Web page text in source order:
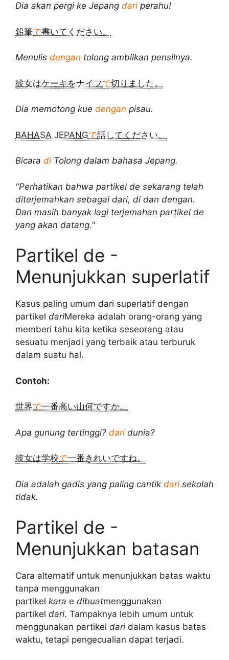
Dia akan pergi ke Jepang dariperahu!
鉛筆で書いてください。
Menulis dengan tolong ambilkan pensilnya.
彼女はケーキをナイフで切りました。
Dia memotong kue dengan pisau.
BAHASA JEPANGで話してください。
Bicara diTolong dalam bahasa Jepang.
"Perhatikan bahwa partikel de sekarang telah
diterjemahkan sebagai dari, di dan dengan.
Dan masih banyak lagi terjemahan partikel de
yang akan datang."
Partikel de -
Menunjukkan superlatif
Kasus paling umum dari superlatif dengan
partikel dariMereka adalah orang-orang yang
memberi tahu kita ketika seseorang atau
sesuatu menjadi yang terbaik atau terburuk
dalam suatu hal.
Contoh:
世界で一番高い山何ですか。
Apa gunung tertinggi? daridunia?
彼女は学校で一番きれいですね。
Dia adalah gadis yang paling cantik darisekolah
tidak.
Partikel de -
Menunjukkan batasan
Cara alternatif untuk menunjukkan batas waktu
tanpa menggunakan
partikel kara e dibuatmenggunakan
partikel dari. Tampaknya lebih umum untuk
menggunakan partikel dari dalam kasus batas
waktu, tetapi pengecualian dapat terjadi.